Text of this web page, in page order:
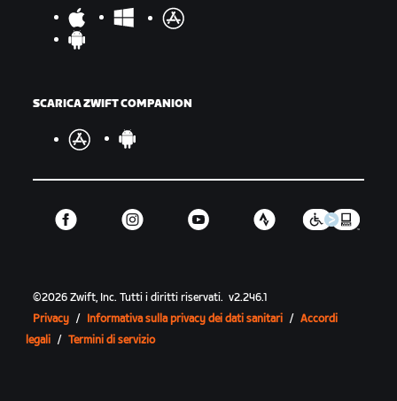
SCARICA ZWIFT COMPANION
©2026 Zwift, Inc.Tutti i diritti riservati. v2.246.1
Privacy / Informativa sulla privacy dei dati sanitari / Accordi
legali / Termini di servizio